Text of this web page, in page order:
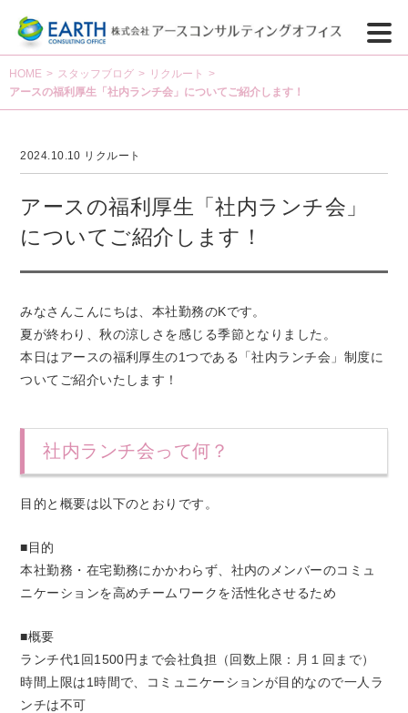
HOME > スタッフブログ > リクルート >
アースの福利厚生「社内ランチ会」についてご紹介します！
2024.10.10 リクルート
アースの福利厚生「社内ランチ会」
についてご紹介します！
みなさんこんにちは、本社勤務のKです。
夏が終わり、秋の涼しさを感じる季節となりました。
本日はアースの福利厚生の1つである「社内ランチ会」制度に
ついてご紹介いたします！
社内ランチ会って何？
目的と概要は以下のとおりです。
■目的
本社勤務・在宅勤務にかかわらず、社内のメンバーのコミュ
ニケーションを高めチームワークを活性化させるため
■概要
ランチ代1回1500円まで会社負担（回数上限：月１回まで）
時間上限は1時間で、コミュニケーションが目的なので一人ラ
ンチは不可